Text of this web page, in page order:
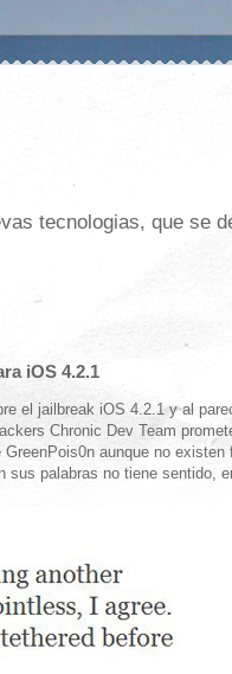
tecnologias, que se
iOS 4.2.1
el jailbreak iOS 4.2.1 y al
Chronic Dev Team
aunque no existen
sus palabras no tiene sentido,